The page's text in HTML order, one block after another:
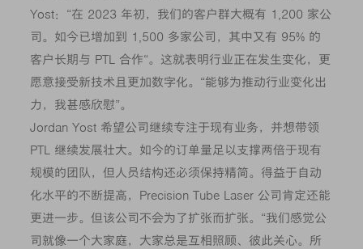
Yost：“在 2023 年初，我们的客户群大概有 1,200 家公
司。如今已增加到 1,500 多家公司，其中又有 95% 的
客户长期与 PTL 合作“。这就表明行业正在发生变化，更
愿意接受新技术且更加数字化。“能够为推动行业变化出
力，我甚感欣慰”。
Jordan Yost 希望公司继续专注于现有业务，并想带领
PTL 继续发展壮大。如今的订单量足以支撑两倍于现有
规模的团队，但人员结构还必须保持精简。得益于自动
化水平的不断提高，Precision Tube Laser 公司肯定还能
更进一步。但该公司不会为了扩张而扩张。“我们感觉公
司就像一个大家庭，大家总是互相照顾、彼此关心。所